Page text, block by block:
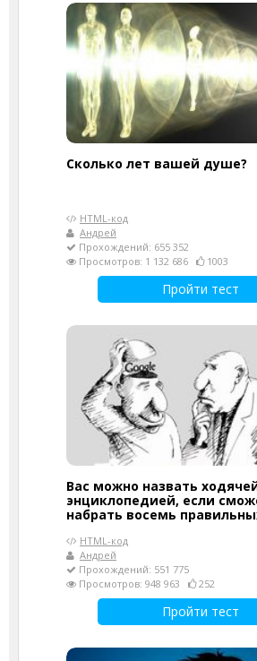
Cколько лет вашей душе?
HTML-код
Андрей
Прохождений: 655 352
Просмотров: 1 132 686
1003
Пройти тест
Вас можно назвать
энциклопедией, если
набрать восемь
HTML-код
Андрей
Прохождений: 551 775
Просмотров: 948 963
252
Пройти тест